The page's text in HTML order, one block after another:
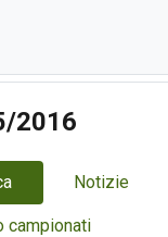
2016
Notizie
campionati